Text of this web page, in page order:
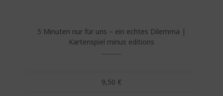
5 Minuten nur für uns – ein echtes Dilemma |
Kartenspiel minus editions
9,50 €